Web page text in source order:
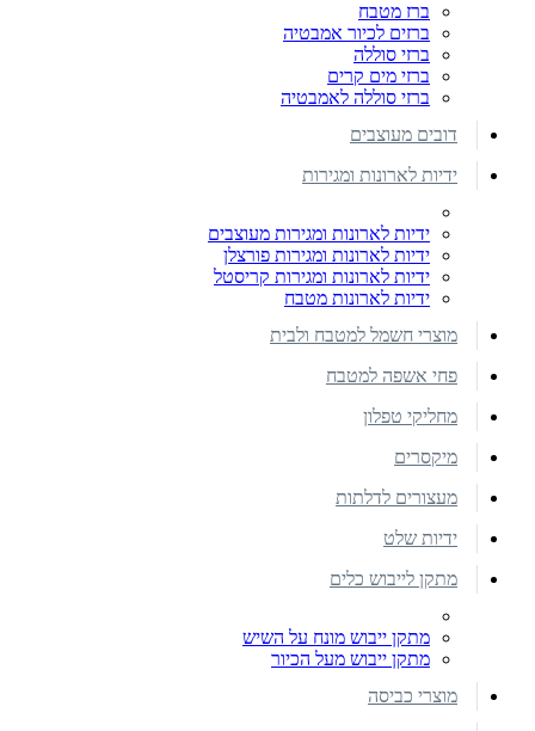
ברז מטבח
ברזים לכיור אמבטיה
ברזי סוללה
ברזי מים קרים
ברזי סוללה לאמבטיה
דובים מעוצבים
ידיות לארונות ומגירות
ידיות לארונות ומגירות מעוצבים
ידיות לארונות ומגירות פורצלן
ידיות לארונות ומגירות קריסטל
ידיות לארונות מטבח
מוצרי חשמל למטבח ולבית
פחי אשפה למטבח
מחליקי טפלון
מיקסרים
מעצורים לדלתות
ידיות שלט
מתקן לייבוש כלים
מתקן ייבוש מונח על השיש
מתקן ייבוש מעל הכיור
מוצרי כביסה